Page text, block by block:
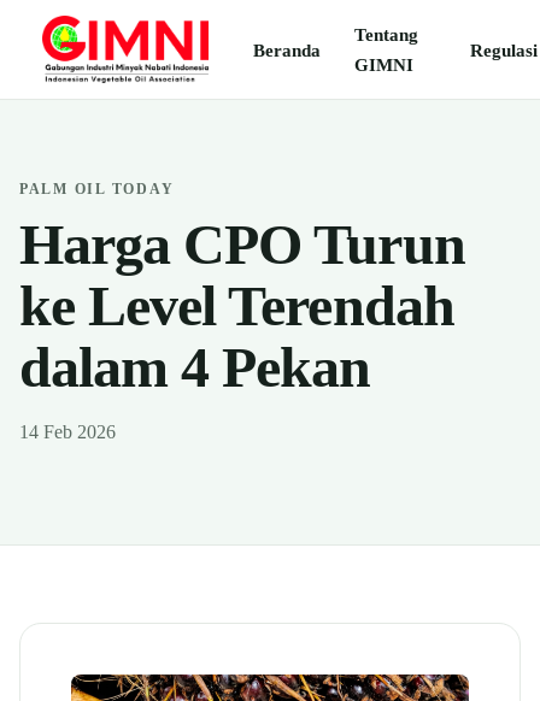
Beranda
Tentang
GIMNI
Regulasi
PALM OIL TODAY
Harga CPO Turun
ke Level Terendah
dalam 4 Pekan
14 Feb 2026